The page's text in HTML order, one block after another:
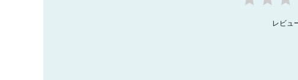
レビュ